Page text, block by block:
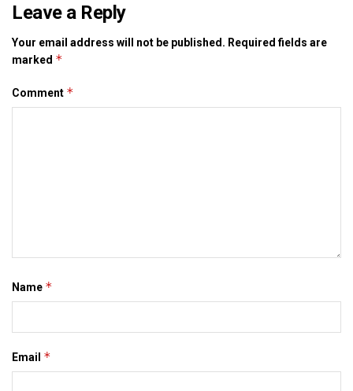
Leave a Reply
Your email address will not be published. Required fields are
marked *
Comment *
Name *
Email *